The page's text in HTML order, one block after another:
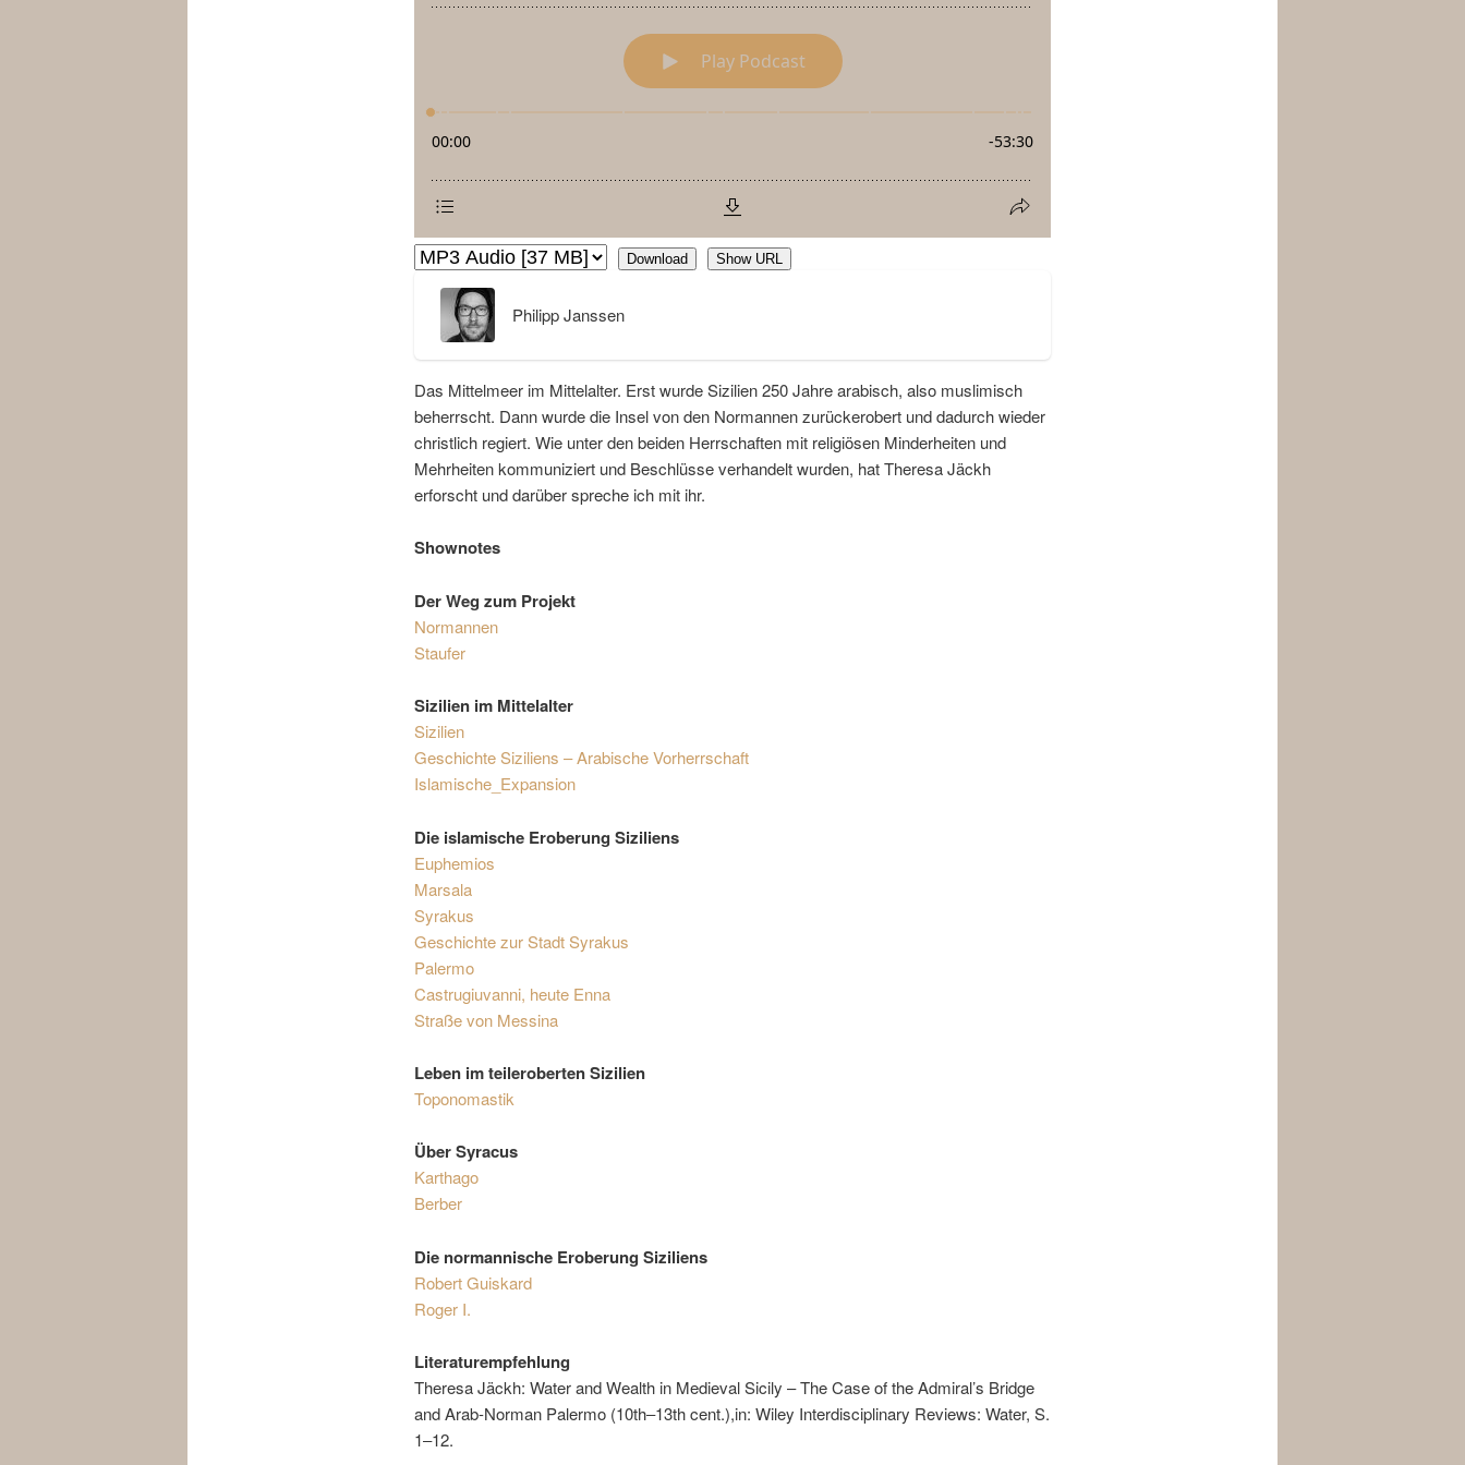
Download Show URL
Philipp Janssen
Das Mittelmeer im Mittelalter. Erst wurde Sizilien 250 Jahre arabisch, also muslimisch
beherrscht. Dann wurde die Insel von den Normannen zurückerobert und dadurch wieder
christlich regiert. Wie unter den beiden Herrschaften mit religiösen Minderheiten und
Mehrheiten kommuniziert und Beschlüsse verhandelt wurden, hat Theresa Jäckh
erforscht und darüber spreche ich mit ihr.
Shownotes
Der Weg zum Projekt
Normannen
Staufer
Sizilien im Mittelalter
Sizilien
Geschichte Siziliens – Arabische Vorherrschaft
Islamische_Expansion
Die islamische Eroberung Siziliens
Euphemios
Marsala
Syrakus
Geschichte zur Stadt Syrakus
Palermo
Castrugiuvanni, heute Enna
Straße von Messina
Leben im teileroberten Sizilien
Toponomastik
Über Syracus
Karthago
Berber
Die normannische Eroberung Siziliens
Robert Guiskard
Roger I.
Literaturempfehlung
Theresa Jäckh: Water and Wealth in Medieval Sicily – The Case of the Admiral’s Bridge
and Arab-Norman Palermo (10th‒13th cent.),in: Wiley Interdisciplinary Reviews: Water, S.
1‒12.